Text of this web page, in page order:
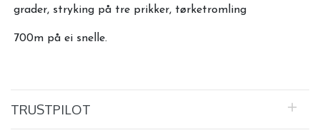
grader, stryking på tre prikker, tørketromling
700m på ei snelle.
TRUSTPILOT